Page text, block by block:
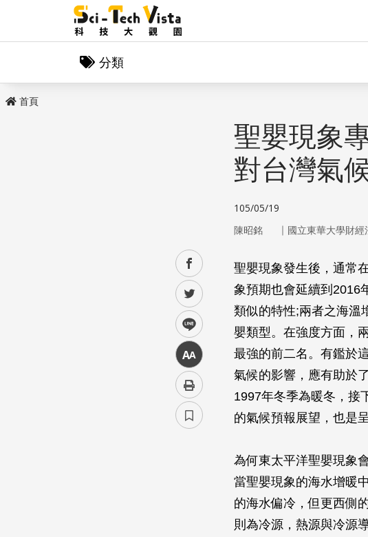
分類
首頁
facebook
twitter
line
中
聖嬰現象
對台灣氣
105/05/19
陳昭銘 ｜ 國立東華大學財
聖嬰現象發生後，通常
象預期也會延續到2016
類似的特性;兩者之海溫
嬰類型。在強度方面，
最強的前二名。有鑑於
氣候的影響，應有助於
1997年冬季為暖冬，接
的氣候預報展望，也是
為何東太平洋聖嬰現象
當聖嬰現象的海水增暖
的海水偏冷，但更西側
則為冷源，熱源與冷源